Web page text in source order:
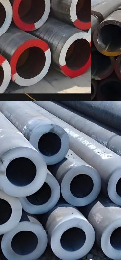
A53 LSAW Çelik Boru
A252 Çelik Boru
İÇİNDE 10219 Kaynaklı
boru